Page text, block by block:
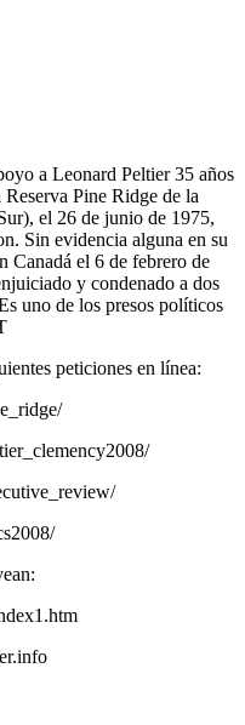
a Leonard Peltier 35 años
Pine Ridge de la
el 26 de junio de 1975,
Sin evidencia alguna en su
Canadá el 6 de febrero de
y condenado a dos
uno de los presos políticos
peticiones en línea: